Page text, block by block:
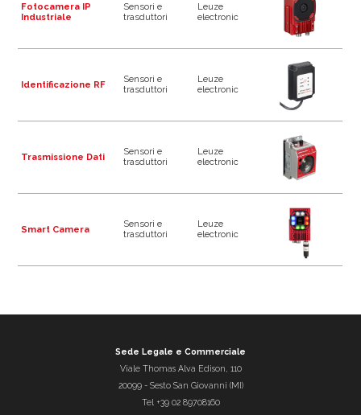
Fotocamera IP
Industriale
Sensori e
trasduttori
Leuze
electronic
Identificazione RF
Sensori e
trasduttori
Leuze
electronic
Trasmissione Dati
Sensori e
trasduttori
Leuze
electronic
Smart Camera
Sensori e
trasduttori
Leuze
electronic
Sede Legale e Commerciale
Viale Thomas Alva Edison, 110
20099- Sesto San Giovanni (MI)
Tel +39 02 89708160